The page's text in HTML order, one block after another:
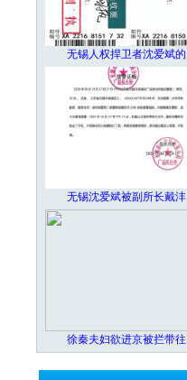
无锡人权捍卫者沈爱斌的
无锡沈爱斌被副所长戴沣
徐秦夫妇欲进京被拦带往